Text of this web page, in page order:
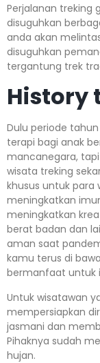
Perjalanan treking
disuguhkan
anda akan
disuguhkan
tergantung trek
History
Dulu periode
terapi bagi anak
mancanegara,
wisata treking
khusus untuk para
meningkatkan
meningkatkan
berat badan dan
aman saat
kamu terus di
bermanfaat untuk
Untuk wisatawan
mempersiapkan
jasmani dan
Pihaknya sudah
hujan.